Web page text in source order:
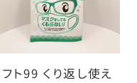
フト99 くり返し使え